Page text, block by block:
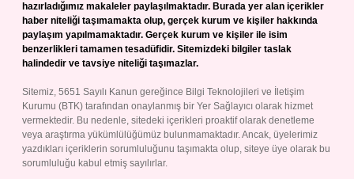
hazırladığımız makaleler paylaşılmaktadır. Burada yer alan içerikler
haber niteliği taşımamakta olup, gerçek kurum ve kişiler hakkında
paylaşım yapılmamaktadır. Gerçek kurum ve kişiler ile isim
benzerlikleri tamamen tesadüfidir. Sitemizdeki bilgiler taslak
halindedir ve tavsiye niteliği taşımazlar.
Sitemiz, 5651 Sayılı Kanun gereğince Bilgi Teknolojileri ve İletişim
Kurumu (BTK) tarafından onaylanmış bir Yer Sağlayıcı olarak hizmet
vermektedir. Bu nedenle, sitedeki içerikleri proaktif olarak denetleme
veya araştırma yükümlülüğümüz bulunmamaktadır. Ancak, üyelerimiz
yazdıkları içeriklerin sorumluluğunu taşımakta olup, siteye üye olarak bu
sorumluluğu kabul etmiş sayılırlar.